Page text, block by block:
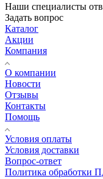
Наши специалисты
Задать вопрос
Каталог
Акции
Компания
О компании
Новости
Отзывы
Контакты
Помощь
Условия оплаты
Условия доставки
Вопрос-ответ
Политика обработки